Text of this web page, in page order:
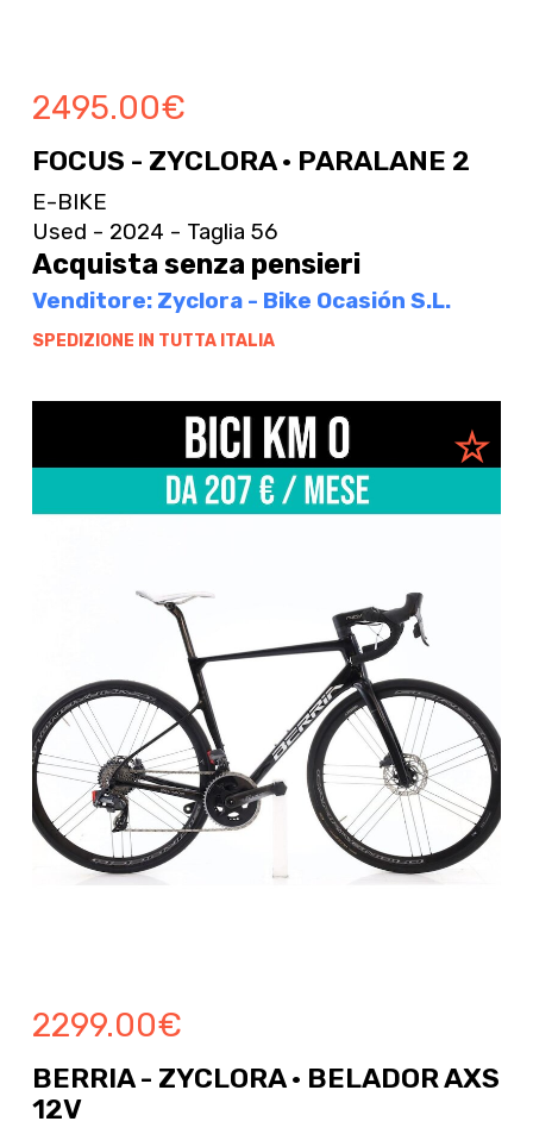
2495.00€
FOCUS - ZYCLORA · PARALANE 2
E-BIKE
Used - 2024 - Taglia 56
Acquista senza pensieri
Venditore: Zyclora - Bike Ocasión S.L.
SPEDIZIONE IN TUTTA ITALIA
2299.00€
BERRIA - ZYCLORA · BELADOR AXS
12V